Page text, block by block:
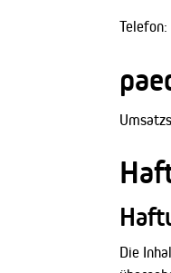
Telefon:
Die